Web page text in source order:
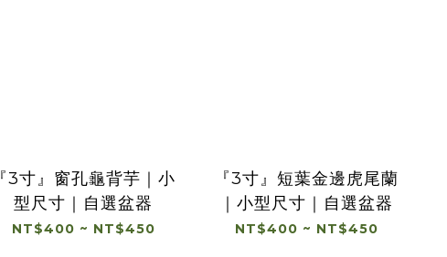
『3寸』窗孔龜背芋｜小
型尺寸｜自選盆器
NT$400 ~ NT$450
『3寸』短葉金邊虎尾蘭
｜小型尺寸｜自選盆器
NT$400 ~ NT$450